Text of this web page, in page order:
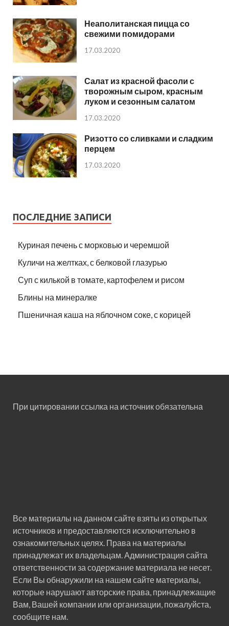
Неаполитанская пицца со
свежими помидорами
17.03.2020
Салат из красной фасоли с
творожным сыром, красным
луком и сезонным салатом
17.03.2020
Ризотто со сливками и сладким
перцем
17.03.2020
ПОСЛЕДНИЕ ЗАПИСИ
Куриная печень с морковью и черемшой
Куличи на желтках, с белковой глазурью
Суп с килькой в томате, картофелем и рисом
Блины на минералке
Пшеничная каша на яблочном соке, с корицей
При цитировании ссылка на источник обязательна
Все материалы на данном сайте взяты из открытых
источников и предоставляются исключительно в
ознакомительных целях. Права на материалы
принадлежат их владельцам. Администрация сайта
ответственности за содержание материала не несет.
Если Вы обнаружили на нашем сайте материалы,
которые нарушают авторские права, принадлежащие
Вам, Вашей компании или организации, пожалуйста,
сообщите нам.